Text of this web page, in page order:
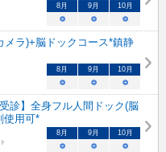
8 月 9 月 10月
○ ○ ○
メラ)+脳ドックコース*鎮静
8 月 9 月 10月
○ ○ ○
診】全身フル人間ドック(脳
使用可*
8 月 9 月 10月
○ ○ ○